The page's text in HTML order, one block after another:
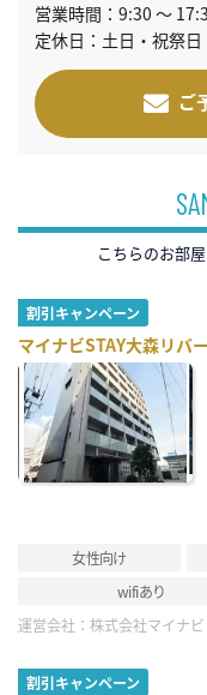
営業時間：9:30 ～
定休日：土日・祝祭
ご
こちらのお部
割引キャンペーン
マイナビSTAY大森リバ
女性向け
wifiあり
運営会社： 株式会社マイナビ
割引キャンペーン